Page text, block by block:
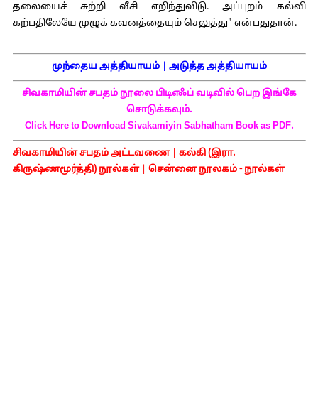
தலையைச் சுற்றி வீசி எறிந்துவிடு. அப்புறம் கல்வி
கற்பதிலேயே முழுக் கவனத்தையும் செலுத்து" என்பதுதான்.
முந்தைய அத்தியாயம்| அடுத்த அத்தியாயம்
சிவகாமியின் சபதம் நூலை பிடிஎஃப் வடிவில் பெற இங்கே
சொடுக்கவும்.
Click Here to Download Sivakamiyin Sabhatham Book as PDF.
சிவகாமியின் சபதம் அட்டவணை| கல்கி (இரா.
கிருஷ்ணமூர்த்தி) நூல்கள்| சென்னை நூலகம் - நூல்கள்